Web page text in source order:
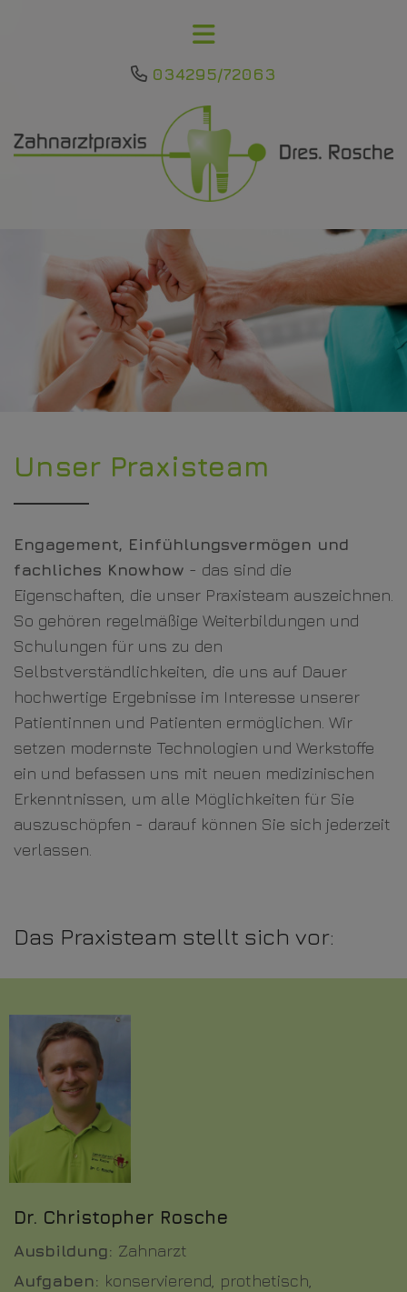
034295/72063
Unser Praxisteam
Engagement, Einfühlungsvermögen und
fachliches Knowhow - das sind die
Eigenschaften, die unser Praxisteam auszeichnen.
So gehören regelmäßige Weiterbildungen und
Schulungen für uns zu den
Selbstverständlichkeiten, die uns auf Dauer
hochwertige Ergebnisse im Interesse unserer
Patientinnen und Patienten ermöglichen. Wir
setzen modernste Technologien und Werkstoffe
ein und befassen uns mit neuen medizinischen
Erkenntnissen, um alle Möglichkeiten für Sie
auszuschöpfen - darauf können Sie sich jederzeit
verlassen.
Das Praxisteam stellt sich vor:
Dr. Christopher Rosche
Ausbildung: Zahnarzt
Aufgaben: konservierend, prothetisch,